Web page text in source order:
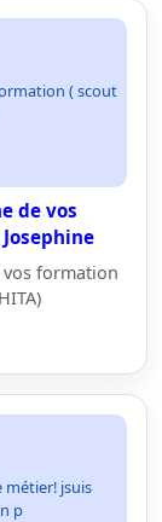
( scout
de vos
vos formation
métier! jsuis
p